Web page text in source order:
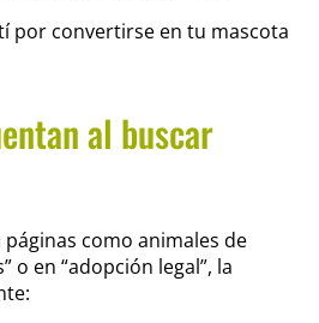
por convertirse en tu mascota
al buscar
como animales de
o en “adopción legal”, la